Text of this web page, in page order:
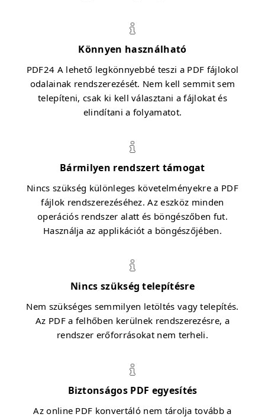
Könnyen használható
PDF24 A lehető legkönnyebbé teszi a PDF fájlokol
odalainak rendszerezését. Nem kell semmit sem
telepíteni, csak ki kell választani a fájlokat és
elindítani a folyamatot.
Bármilyen rendszert támogat
Nincs szükség különleges követelményekre a PDF
fájlok rendszerezéséhez. Az eszköz minden
operációs rendszer alatt és böngészőben fut.
Használja az applikációt a böngészőjében.
Nincs szükség telepítésre
Nem szükséges semmilyen letöltés vagy telepítés.
Az PDF a felhőben kerülnek rendszerezésre, a
rendszer erőforrásokat nem terheli.
Biztonságos PDF egyesítés
Az online PDF konvertáló nem tárolja tovább a